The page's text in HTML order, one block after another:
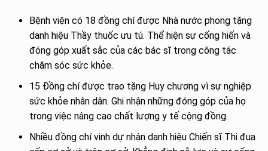
Bệnh viện có 18 đồng chí được Nhà nước phong tặng
danh hiệu Thầy thuốc ưu tú. Thể hiện sự cống hiến và
đóng góp xuất sắc của các bác sĩ trong công tác
chăm sóc sức khỏe.
15 Đồng chí được trao tặng Huy chương vì sự nghiệp
sức khỏe nhân dân. Ghi nhận những đóng góp của họ
trong việc nâng cao chất lượng y tế cộng đồng.
Nhiều đồng chí vinh dự nhận danh hiệu Chiến sĩ Thi đua